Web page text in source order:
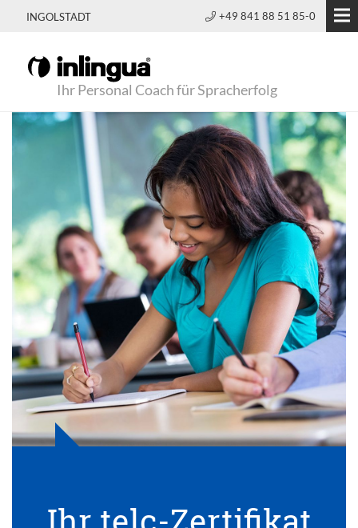
INGOLSTADT +49 841 88 51 85-0
Ihr Personal Coach für Spracherfolg